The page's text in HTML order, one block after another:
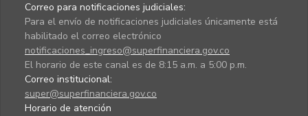
Correo para notificaciones judiciales:
Para el envío de notificaciones judiciales únicamente está
habilitado el correo electrónico
notificaciones_ingreso@superfinanciera.gov.co
El horario de este canal es de 8:15 a.m. a 5:00 p.m.
Correo institucional:
super@superfinanciera.gov.co
Horario de atención